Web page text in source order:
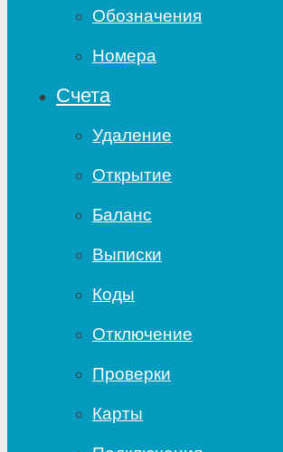
Обозначения
Номера
Счета
Удаление
Открытие
Баланс
Выписки
Коды
Отключение
Проверки
Карты